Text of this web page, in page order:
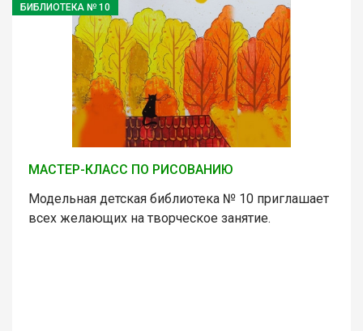
БИБЛИОТЕКА № 10
МАСТЕР-КЛАСС ПО РИСОВАНИЮ
Модельная детская библиотека № 10 приглашает
всех желающих на творческое занятие.